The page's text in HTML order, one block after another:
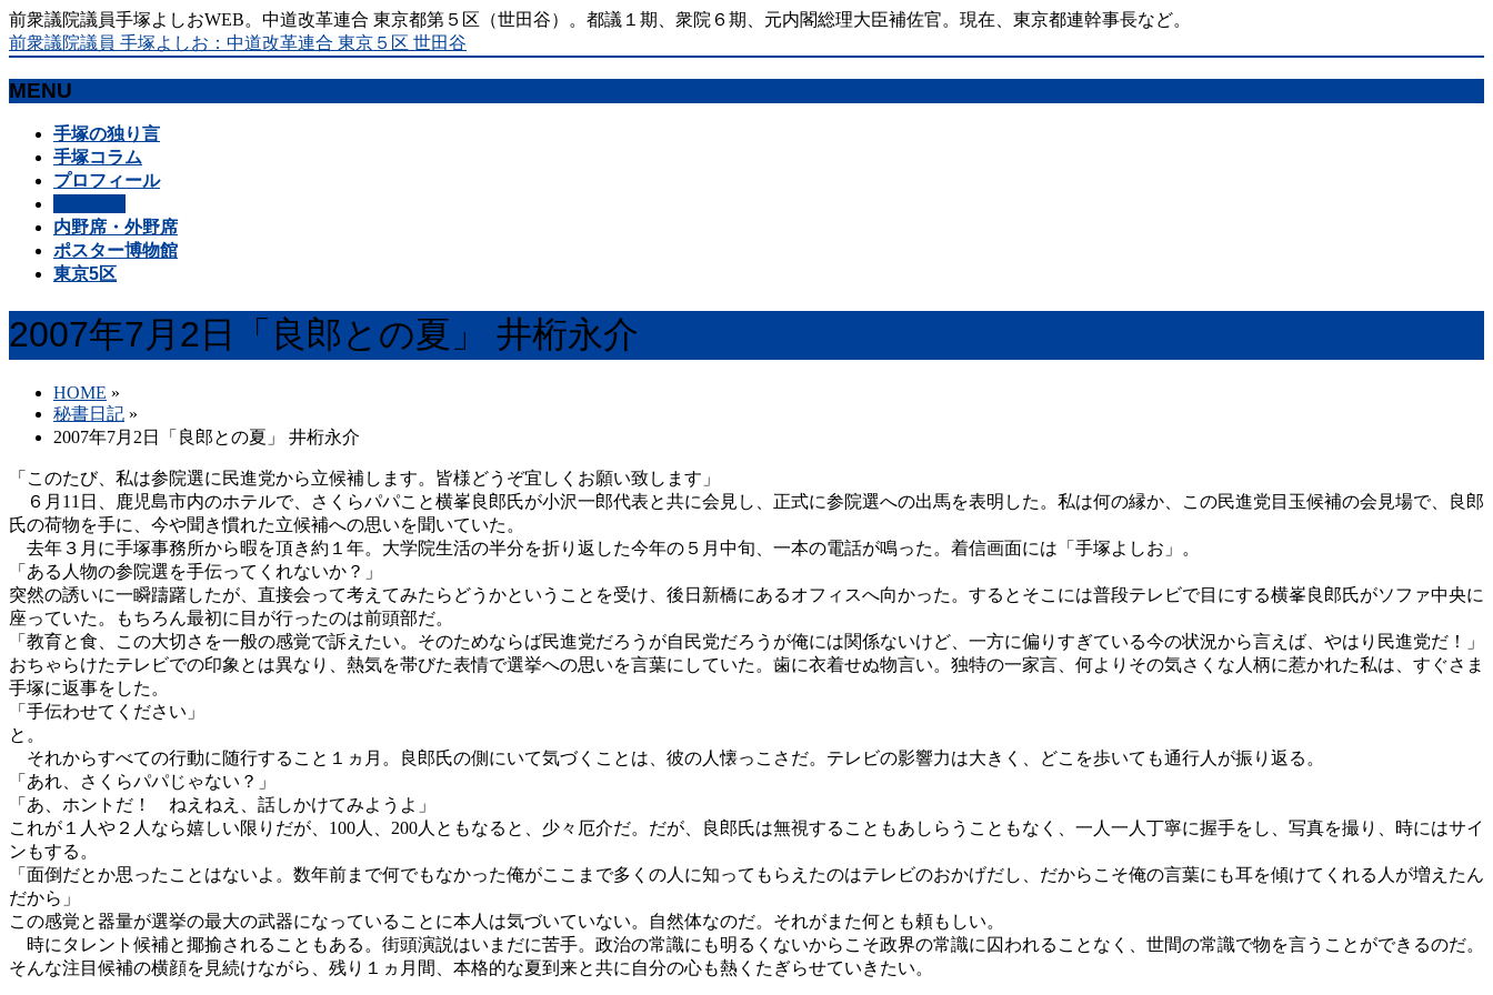
前衆議院議員手塚よしおWEB。中道改革連合 東京都第５区（世田谷）。都議１期、衆院６期、元内閣総理大臣補佐官。現在、東京都連幹事長など。
前衆議院議員 手塚よしお：中道改革連合 東京５区 世田谷
MENU
手塚の独り言
手塚コラム
プロフィール
内野席・外野席
ポスター博物館
東京5区
2007年7月2日「良郎との夏」 井桁永介
HOME »
秘書日記 »
2007年7月2日「良郎との夏」 井桁永介
「このたび、私は参院選に民進党から立候補します。皆様どうぞ宜しくお願い致します」
６月11日、鹿児島市内のホテルで、さくらパパこと横峯良郎氏が小沢一郎代表と共に会見し、正式に参院選への出馬を表明した。私は何の縁か、この民進党目玉候補の会見場で、良郎
氏の荷物を手に、今や聞き慣れた立候補への思いを聞いていた。
去年３月に手塚事務所から暇を頂き約１年。大学院生活の半分を折り返した今年の５月中旬、一本の電話が鳴った。着信画面には「手塚よしお」。
「ある人物の参院選を手伝ってくれないか？」
突然の誘いに一瞬躊躇したが、直接会って考えてみたらどうかということを受け、後日新橋にあるオフィスへ向かった。するとそこには普段テレビで目にする横峯良郎氏がソファ中央に
座っていた。もちろん最初に目が行ったのは前頭部だ。
「教育と食、この大切さを一般の感覚で訴えたい。そのためならば民進党だろうが自民党だろうが俺には関係ないけど、一方に偏りすぎている今の状況から言えば、やはり民進党だ！」
おちゃらけたテレビでの印象とは異なり、熱気を帯びた表情で選挙への思いを言葉にしていた。歯に衣着せぬ物言い。独特の一家言、何よりその気さくな人柄に惹かれた私は、すぐさま
手塚に返事をした。
「手伝わせてください」
と。
それからすべての行動に随行すること１ヵ月。良郎氏の側にいて気づくことは、彼の人懐っこさだ。テレビの影響力は大きく、どこを歩いても通行人が振り返る。
「あれ、さくらパパじゃない？」
「あ、ホントだ！ ねえねえ、話しかけてみようよ」
これが１人や２人なら嬉しい限りだが、100人、200人ともなると、少々厄介だ。だが、良郎氏は無視することもあしらうこともなく、一人一人丁寧に握手をし、写真を撮り、時にはサイ
ンもする。
「面倒だとか思ったことはないよ。数年前まで何でもなかった俺がここまで多くの人に知ってもらえたのはテレビのおかげだし、だからこそ俺の言葉にも耳を傾けてくれる人が増えたん
だから」
この感覚と器量が選挙の最大の武器になっていることに本人は気づいていない。自然体なのだ。それがまた何とも頼もしい。
時にタレント候補と揶揄されることもある。街頭演説はいまだに苦手。政治の常識にも明るくないからこそ政界の常識に囚われることなく、世間の常識で物を言うことができるのだ。
そんな注目候補の横顔を見続けながら、残り１ヵ月間、本格的な夏到来と共に自分の心も熱くたぎらせていきたい。